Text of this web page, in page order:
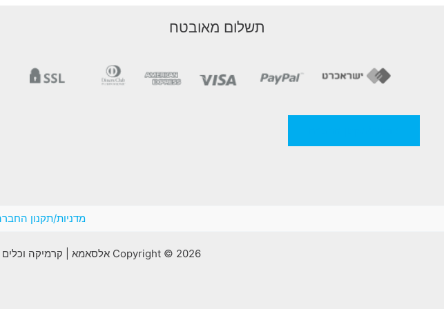
תשלום מאובטח
מדניות/תקנון
Copyright © 2026 אלסאמא | קרמיקה וכלים סניטריים | עיצוב ובניית אתרים